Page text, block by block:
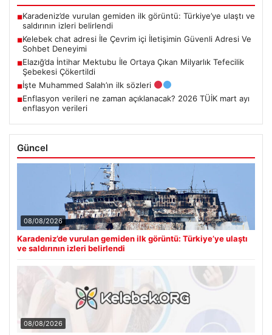
■Karadeniz’de vurulan gemiden ilk görüntü: Türkiye’ye ulaştı ve
saldırının izleri belirlendi
■Kelebek chat adresi İle Çevrim içi İletişimin Güvenli Adresi Ve
Sohbet Deneyimi
■Elazığ’da İntihar Mektubu İle Ortaya Çıkan Milyarlık Tefecilik
Şebekesi Çökertildi
■İşte Muhammed Salah’ın ilk sözleri
■Enflasyon verileri ne zaman açıklanacak? 2026 TÜİK mart ayı
enflasyon verileri
Güncel
08/08/2026
Karadeniz’de vurulan gemiden ilk görüntü: Türkiye’ye ulaştı
ve saldırının izleri belirlendi
08/08/2026